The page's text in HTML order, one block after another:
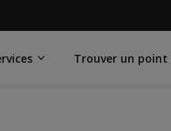
Trouver un point